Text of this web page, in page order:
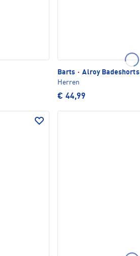
Barts · Alroy Badeshorts
Herren
€ 44,99